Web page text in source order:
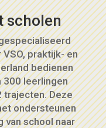
scholen
praktijk- en
bedienen
300 leerlingen
trajecten. Deze
ondersteunen
van school naar